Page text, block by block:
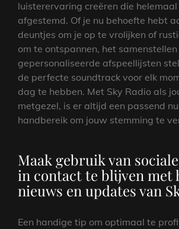
luisterervaring creëren die helemaal
afgestemd. Of je nu behoefte hebt
deuntjes om je op te vrolijken of
om te ontspannen, het
gepersonaliseerde afspeellijsten
de perfecte soundtrack voor elk
dag te hebben. Met Sky Radio als
metgezel, is er altijd een passend
handbereik om jouw stemming te
Maak gebruik van
in contact te blijven met
nieuws en updates van
Een handige tip om optimaal te